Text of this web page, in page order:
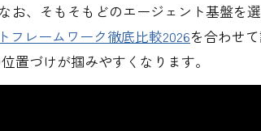
お、そもそもどのエージェント基盤を
フレームワーク徹底比較2026を合わせて
置づけが掴みやすくなります。